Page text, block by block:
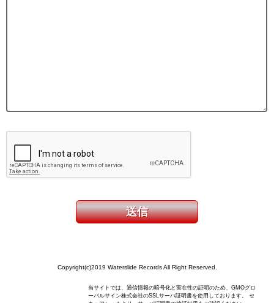
Copyright(c)2019 Waterslide Records All Right Reserved.
当サイトでは、通信情報の暗号化と実在性の証明のため、GMOグロ
ーバルサイン株式会社のSSLサーバ証明書を使用しております。 セ